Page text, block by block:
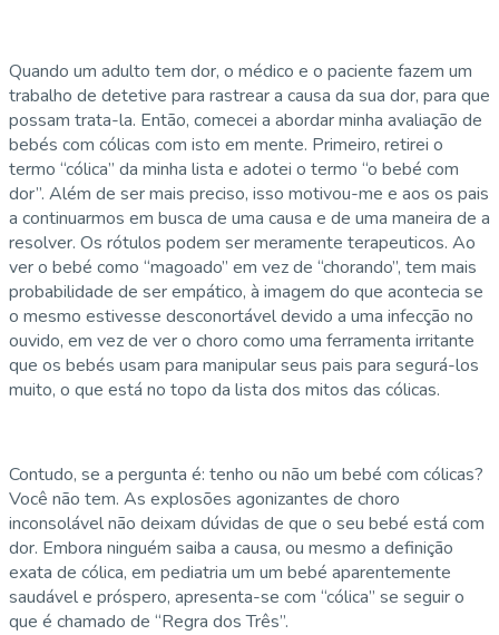
Quando um adulto tem dor, o médico e o paciente fazem um
trabalho de detetive para rastrear a causa da sua dor, para que
possam trata-la. Então, comecei a abordar minha avaliação de
bebés com cólicas com isto em mente. Primeiro, retirei o
termo “cólica” da minha lista e adotei o termo “o bebé com
dor”. Além de ser mais preciso, isso motivou-me e aos os pais
a continuarmos em busca de uma causa e de uma maneira de a
resolver. Os rótulos podem ser meramente terapeuticos. Ao
ver o bebé como “magoado” em vez de “chorando”, tem mais
probabilidade de ser empático, à imagem do que acontecia se
o mesmo estivesse desconortável devido a uma infecção no
ouvido, em vez de ver o choro como uma ferramenta irritante
que os bebés usam para manipular seus pais para segurá-los
muito, o que está no topo da lista dos mitos das cólicas.
Contudo, se a pergunta é: tenho ou não um bebé com cólicas?
Você não tem. As explosões agonizantes de choro
inconsolável não deixam dúvidas de que o seu bebé está com
dor. Embora ninguém saiba a causa, ou mesmo a definição
exata de cólica, em pediatria um um bebé aparentemente
saudável e próspero, apresenta-se com “cólica” se seguir o
que é chamado de “Regra dos Três”.